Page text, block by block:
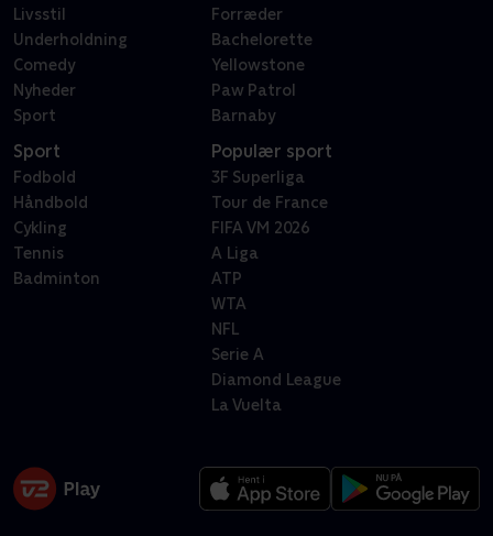
Livsstil
Underholdning
Comedy
Nyheder
Sport
Forræder
Bachelorette
Yellowstone
Paw Patrol
Barnaby
Sport
Fodbold
Håndbold
Cykling
Tennis
Badminton
Populær sport
3F Superliga
Tour de France
FIFA VM 2026
A Liga
ATP
WTA
NFL
Serie A
Diamond League
La Vuelta